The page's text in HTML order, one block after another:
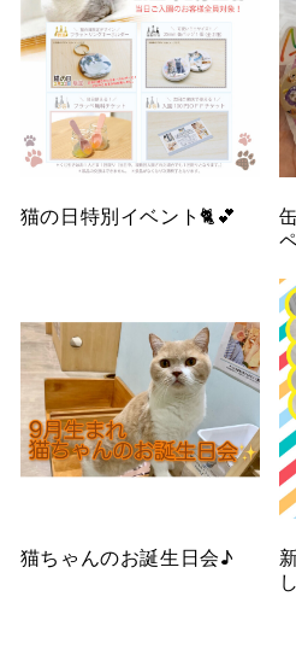
猫の日特別イベント🐈💕
猫ちゃんのお誕生日会♪